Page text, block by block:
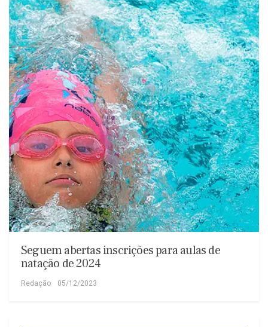
Seguem abertas inscrições para aulas de
natação de 2024
Redação 05/12/2023